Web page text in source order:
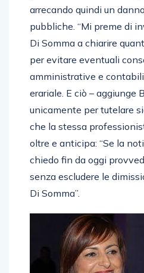
arrecando quindi un
pubbliche. “Mi preme di
Di Somma a chiarire
per evitare eventuali
amministrative e
erariale. E ciò – aggiunge
unicamente per tutelare
che la stessa
oltre e anticipa: “Se la
chiedo fin da oggi
senza escludere le
Di Somma”.